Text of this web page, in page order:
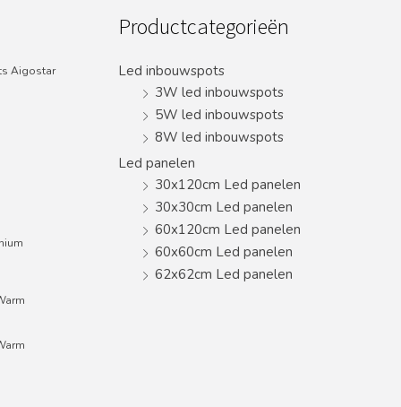
Aigostar
Productcategorieën
Led inbouwspots
3W led inbouwspots
5W led inbouwspots
8W led inbouwspots
Led panelen
30x120cm Led panelen
30x30cm Led panelen
60x120cm Led panelen
60x60cm Led panelen
62x62cm Led panelen